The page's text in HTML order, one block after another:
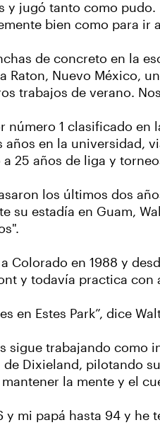
y jugó tanto como
bien como para ir
de concreto en la
Raton, Nuevo México,
trabajos de verano.
número 1 clasificado
años en la universidad,
25 años de liga y
los últimos dos
su estadía en Guam,
Colorado en 1988 y
y todavía practica
en Estes Park”, dice
sigue trabajando
de Dixieland, pilotando
la mente y el
y mi papá hasta 94 y